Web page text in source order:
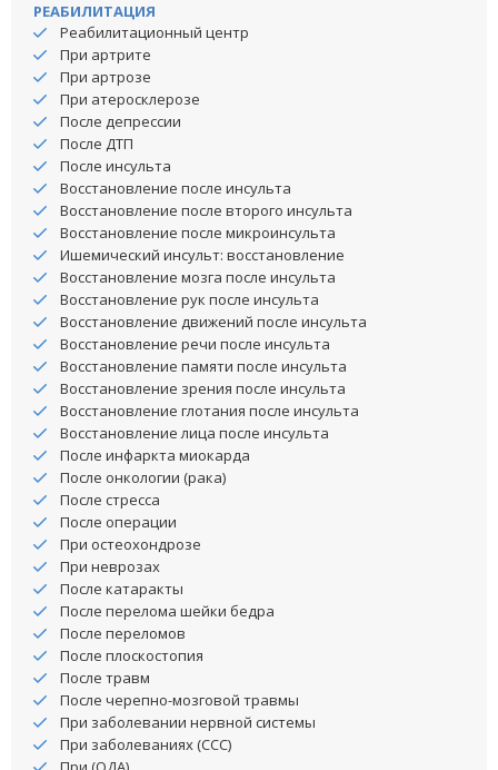
РЕАБИЛИТАЦИЯ
Реабилитационный центр
При артрите
При артрозе
При атеросклерозе
После депрессии
После ДТП
После инсульта
Восстановление после инсульта
Восстановление после второго инсульта
Восстановление после микроинсульта
Ишемический инсульт: восстановление
Восстановление мозга после инсульта
Восстановление рук после инсульта
Восстановление движений после инсульта
Восстановление речи после инсульта
Восстановление памяти после инсульта
Восстановление зрения после инсульта
Восстановление глотания после инсульта
Восстановление лица после инсульта
После инфаркта миокарда
После онкологии (рака)
После стресса
После операции
При остеохондрозе
При неврозах
После катаракты
После перелома шейки бедра
После переломов
После плоскостопия
После травм
После черепно-мозговой травмы
При заболевании нервной системы
При заболеваниях (ССС)